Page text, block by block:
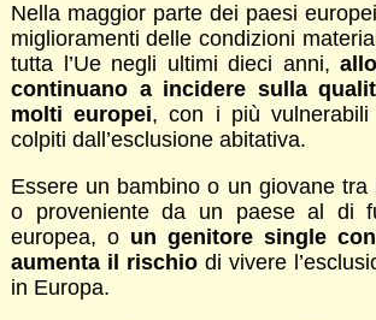
Nella maggior parte dei paesi
miglioramenti delle condizioni
tutta l’Ue negli ultimi dieci anni,
continuano a incidere sulla
molti europei, con i più vulnerabili
colpiti dall’esclusione abitativa.
Essere un bambino o un giovane
o proveniente da un paese al di
europea, o un genitore single
aumenta il rischiodi vivere
in Europa.